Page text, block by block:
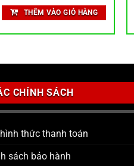
THÊM VÀO GIỎ HÀNG
CHÍNH SÁCH
thức thanh toán
sách bảo hành